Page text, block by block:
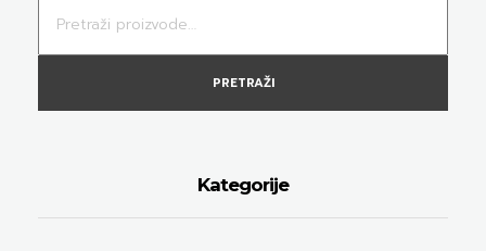
PRETRAŽI
Kategorije